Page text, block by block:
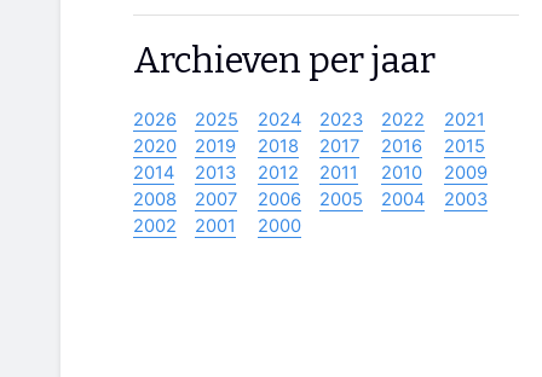
Archieven per jaar
2026 2025 2024 2023 2022
2021
2020
2019 2018 2017 2016
2015
2014
2013 2012 2011 2010
2009
2008
2007 2006 2005 2004
2003
2002
2001 2000